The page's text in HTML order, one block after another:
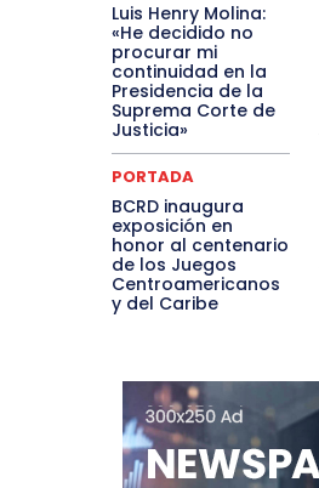
Luis Henry Molina:
«He decidido no
procurar mi
continuidad en la
Presidencia de la
Suprema Corte de
Justicia»
PORTADA
BCRD inaugura
exposición en
honor al centenario
de los Juegos
Centroamericanos
y del Caribe